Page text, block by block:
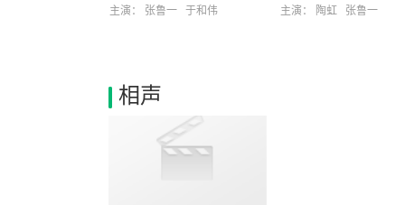
主演： 张鲁一 于和伟 主演： 陶虹 张鲁一
相声